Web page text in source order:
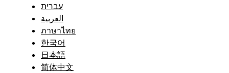
עברית
العربية
ภาษาไทย
한국어
日本語
简体中文